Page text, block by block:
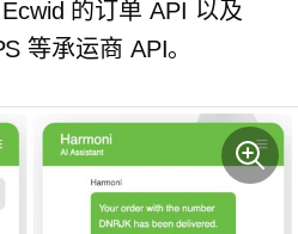
的订单 API 以及
等承运商 API。